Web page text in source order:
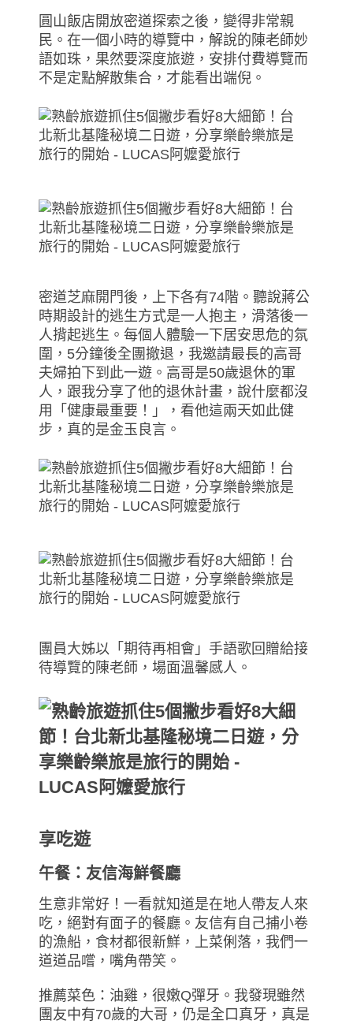
圓山飯店開放密道探索之後，變得非常親
民。在一個小時的導覽中，解說的陳老師妙
語如珠，果然要深度旅遊，安排付費導覽而
不是定點解散集合，才能看出端倪。
密道芝麻開門後，上下各有74階。聽說蔣公
時期設計的逃生方式是一人抱主，滑落後一
人揹起逃生。每個人體驗一下居安思危的氛
圍，5分鐘後全團撤退，我邀請最長的高哥
夫婦拍下到此一遊。高哥是50歲退休的軍
人，跟我分享了他的退休計畫，說什麼都沒
用「健康最重要！」，看他這兩天如此健
步，真的是金玉良言。
團員大姊以「期待再相會」手語歌回贈給接
待導覽的陳老師，場面溫馨感人。
享吃遊
午餐：友信海鮮餐廳
生意非常好！一看就知道是在地人帶友人來
吃，絕對有面子的餐廳。友信有自己捕小卷
的漁船，食材都很新鮮，上菜俐落，我們一
道道品嚐，嘴角帶笑。
推薦菜色：油雞，很嫩Q彈牙。我發現雖然
團友中有70歲的大哥，仍是全口真牙，真是